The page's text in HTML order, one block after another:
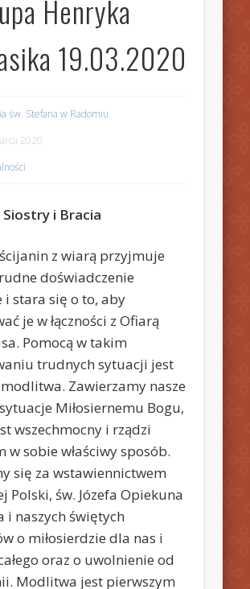
Henryka
19.03.2020
św. Stefana w Radomiu
2020
i Bracia
z wiarą przyjmuje
doświadczenie
i stara się o to, aby
je w łączności z Ofiarą
Pomocą w takim
trudnych sytuacji jest
modlitwa. Zawierzamy nasze
Miłosiernemu Bogu,
wszechmocny i rządzi
w sobie właściwy sposób.
się za wstawiennictwem
Polski, św. Józefa Opiekuna
i naszych świętych
o miłosierdzie dla nas i
oraz o uwolnienie od
Modlitwa jest pierwszym